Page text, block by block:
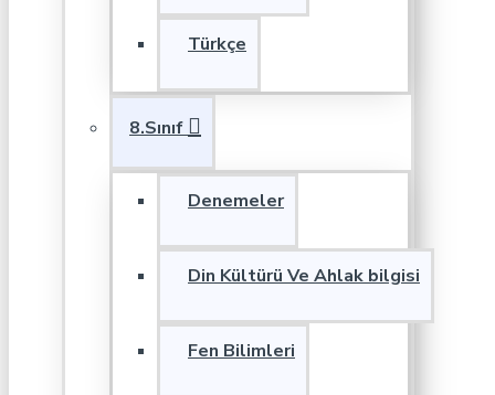
Türkçe
8.Sınıf
Denemeler
Din Kültürü Ve Ahlak bilgisi
Fen Bilimleri